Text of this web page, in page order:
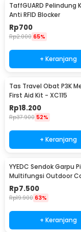
TaffGUARD Pelindung
Anti RFID Blocker
Rp700
Rp2.000 65%
+ Keranjang
Tas Travel Obat P3K
First Aid Kit - XC115
Rp18.200
Rp37.900 52%
+ Keranjang
YYEDC Sendok Garpu
Multifungsi Outdoor
Spork EDC Tools - LX708
Rp7.500
Rp19.900 63%
+ Keranjang